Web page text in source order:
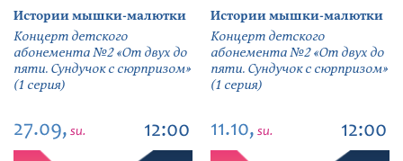
Истории мышки-малютки
Концерт детского
абонемента №2 «От двух до
пяти. Сундучок с сюрпризом»
(1 серия)
Истории мышки-малютки
Концерт детского
абонемента №2 «От двух до
пяти. Сундучок с сюрпризом»
(1 серия)
27.09, su. 12:00 11.10, su. 12:00